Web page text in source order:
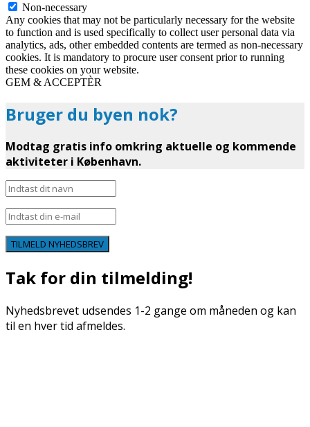
Non-necessary
Any cookies that may not be particularly necessary for the website
to function and is used specifically to collect user personal data via
analytics, ads, other embedded contents are termed as non-necessary
cookies. It is mandatory to procure user consent prior to running
these cookies on your website.
GEM & ACCEPTÈR
Bruger du byen nok?
Modtag gratis info omkring aktuelle og kommende
aktiviteter i København.
TILMELD NYHEDSBREV
Tak for din tilmelding!
Nyhedsbrevet udsendes 1-2 gange om måneden og kan
til en hver tid afmeldes.